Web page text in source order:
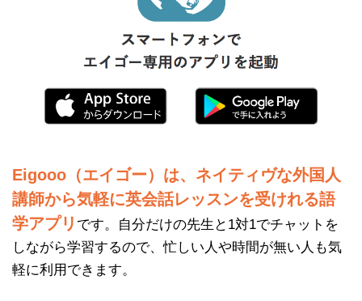
Eigooo（エイゴー）は、ネイティヴな外国人
講師から気軽に英会話レッスンを受けれる語
学アプリ です。自分だけの先生と1対1でチャットを
しながら学習するので、忙しい人や時間が無い人も気
軽に利用できます。